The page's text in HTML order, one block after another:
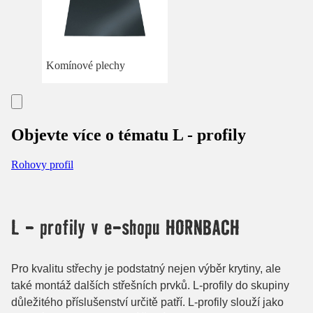
Komínové plechy
Objevte více o tématu L - profily
Rohovy profil